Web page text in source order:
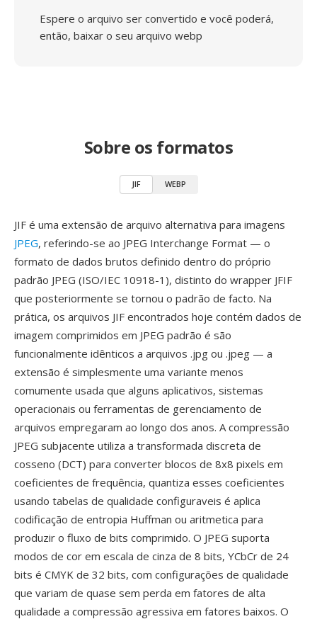
Espere o arquivo ser convertido e você poderá,
então, baixar o seu arquivo webp
Sobre os formatos
JIF WEBP
JIF é uma extensão de arquivo alternativa para imagens
JPEG, referindo-se ao JPEG Interchange Format — o
formato de dados brutos definido dentro do próprio
padrão JPEG (ISO/IEC 10918-1), distinto do wrapper JFIF
que posteriormente se tornou o padrão de facto. Na
prática, os arquivos JIF encontrados hoje contém dados de
imagem comprimidos em JPEG padrão é são
funcionalmente idênticos a arquivos .jpg ou .jpeg — a
extensão é simplesmente uma variante menos
comumente usada que alguns aplicativos, sistemas
operacionais ou ferramentas de gerenciamento de
arquivos empregaram ao longo dos anos. A compressão
JPEG subjacente utiliza a transformada discreta de
cosseno (DCT) para converter blocos de 8x8 pixels em
coeficientes de frequência, quantiza esses coeficientes
usando tabelas de qualidade configuraveis é aplica
codificação de entropia Huffman ou aritmetica para
produzir o fluxo de bits comprimido. O JPEG suporta
modos de cor em escala de cinza de 8 bits, YCbCr de 24
bits é CMYK de 32 bits, com configurações de qualidade
que variam de quase sem perda em fatores de alta
qualidade a compressão agressiva em fatores baixos. O